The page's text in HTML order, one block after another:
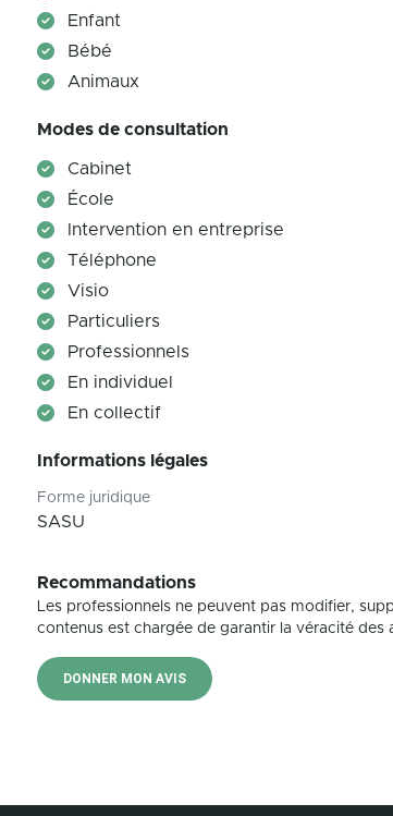
Enfant
Bébé
Animaux
Modes de consultation
Cabinet
École
Intervention en entreprise
Téléphone
Visio
Particuliers
Professionnels
En individuel
En collectif
Informations légales
Forme juridique
SASU
Recommandations
Les professionnels ne peuvent pas modifier,
contenus est chargée de garantir la véracité des
DONNER MON AVIS